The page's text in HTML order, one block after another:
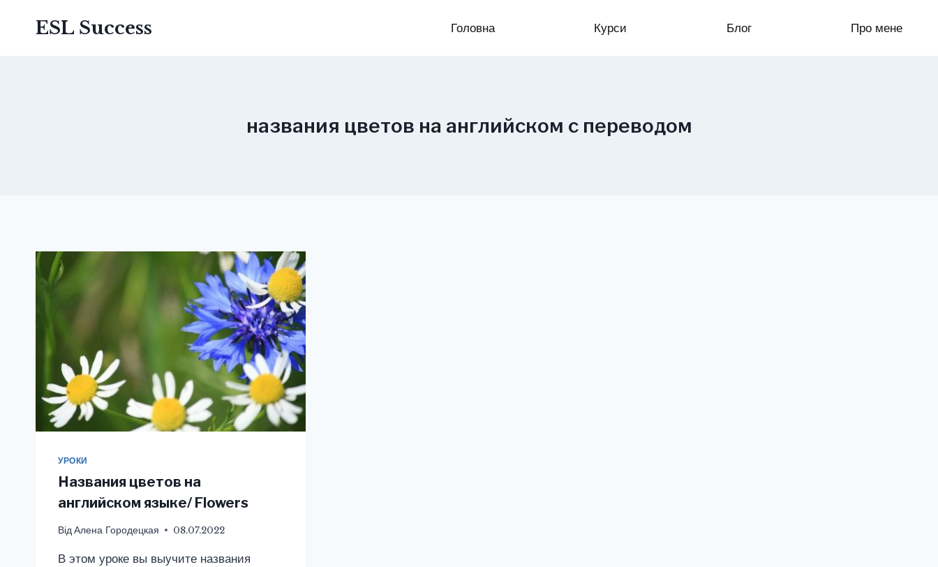
ESL Success Головна Курси Блог Про мене
названия цветов на английском с переводом
УРОКИ
Названия цветов на
английском языке/ Flowers
ВідАлена Городецкая 08.07.2022
В этом уроке вы выучите названия